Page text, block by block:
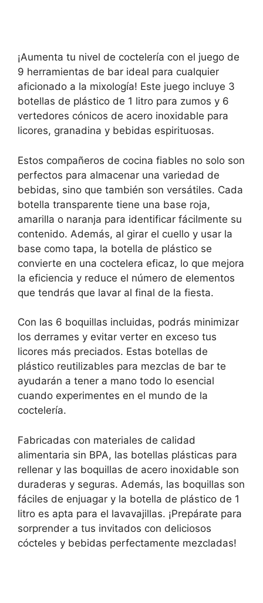
¡Aumenta tu nivel de coctelería con el juego de
9 herramientas de bar ideal para cualquier
aficionado a la mixología! Este juego incluye 3
botellas de plástico de 1 litro para zumos y 6
vertedores cónicos de acero inoxidable para
licores, granadina y bebidas espirituosas.
Estos compañeros de cocina fiables no solo son
perfectos para almacenar una variedad de
bebidas, sino que también son versátiles. Cada
botella transparente tiene una base roja,
amarilla o naranja para identificar fácilmente su
contenido. Además, al girar el cuello y usar la
base como tapa, la botella de plástico se
convierte en una coctelera eficaz, lo que mejora
la eficiencia y reduce el número de elementos
que tendrás que lavar al final de la fiesta.
Con las 6 boquillas incluidas, podrás minimizar
los derrames y evitar verter en exceso tus
licores más preciados. Estas botellas de
plástico reutilizables para mezclas de bar te
ayudarán a tener a mano todo lo esencial
cuando experimentes en el mundo de la
coctelería.
Fabricadas con materiales de calidad
alimentaria sin BPA, las botellas plásticas para
rellenar y las boquillas de acero inoxidable son
duraderas y seguras. Además, las boquillas son
fáciles de enjuagar y la botella de plástico de 1
litro es apta para el lavavajillas. ¡Prepárate para
sorprender a tus invitados con deliciosos
cócteles y bebidas perfectamente mezcladas!